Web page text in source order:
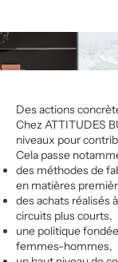
Des actions
Chez ATTITUDES
niveaux pour
Cela passe
des méthodes de
en matières
des achats réalisés à
circuits plus courts,
une politique
femmes-hommes,